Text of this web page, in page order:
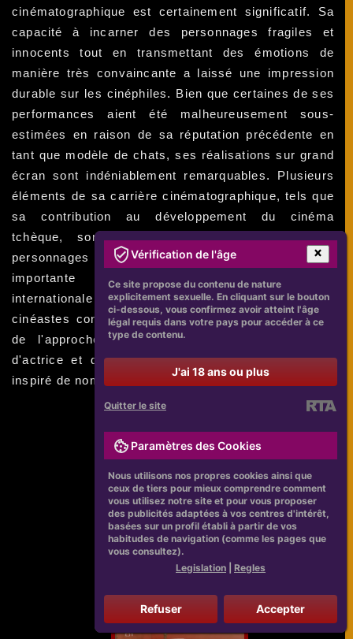
cinématographique est certainement significatif. Sa
capacité à incarner des personnages fragiles et
innocents tout en transmettant des émotions de
manière très convaincante a laissé une impression
durable sur les cinéphiles. Bien que certaines de ses
performances aient été malheureusement sous-
estimées en raison de sa réputation précédente en
tant que modèle de chats, ses réalisations sur grand
écran sont indéniablement remarquables. Plusieurs
éléments de sa carrière cinématographique, tels que
sa contribution au développement du cinéma
tchèque, son travail pour donner vie à des
personnages féminins complexes, et sa participation
importante à l'industrie cinématographique
internationale laissent un héritage durable. Les
cinéastes contemporains ont beaucoup à apprendre
de l'approche de Lucie Zednickova en matière
d'actrice et de sa passion pour son métier, qui a
inspiré de nombreuses personnes.
Vérification de l'âge
Ce site propose du contenu de nature
explicitement sexuelle. En cliquant sur le bouton
ci-dessous, vous confirmez avoir atteint l'âge
légal requis dans votre pays pour accéder à ce
type de contenu.
J'ai 18 ans ou plus
Quitter le site
Paramètres des Cookies
Nous utilisons nos propres cookies ainsi que
ceux de tiers pour mieux comprendre comment
vous utilisez notre site et pour vous proposer
des publicités adaptées à vos centres d'intérêt,
basées sur un profil établi à partir de vos
habitudes de navigation (comme les pages que
vous consultez).
Legislation
Regles
Refuser Accepter